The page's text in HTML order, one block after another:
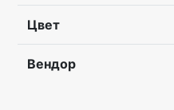
Цвет
Вендор